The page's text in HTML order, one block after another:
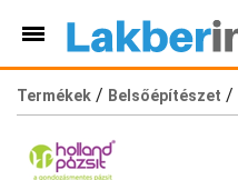
Termékek / Belsőépítészet /